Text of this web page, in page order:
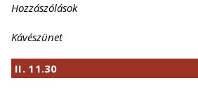
Hozzászólások
Kávészünet
II. 11.30